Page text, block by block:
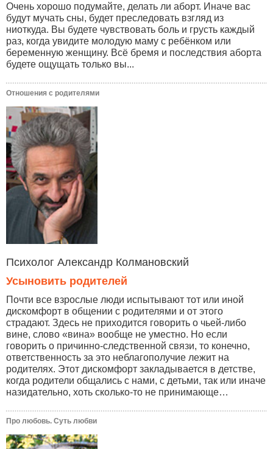
Очень хорошо подумайте, делать ли аборт. Иначе вас
будут мучать сны, будет преследовать взгляд из
ниоткуда. Вы будете чувствовать боль и грусть каждый
раз, когда увидите молодую маму с ребёнком или
беременную женщину. Всё бремя и последствия аборта
будете ощущать только вы...
Отношения с родителями
Психолог Александр Колмановский
Усыновить родителей
Почти все взрослые люди испытывают тот или иной
дискомфорт в общении с родителями и от этого
страдают. Здесь не приходится говорить о чьей-либо
вине, слово «вина» вообще не уместно. Но если
говорить о причинно-следственной связи, то конечно,
ответственность за это неблагополучие лежит на
родителях. Этот дискомфорт закладывается в детстве,
когда родители общались с нами, с детьми, так или иначе
назидательно, хоть сколько-то не принимающе…
Про любовь. Суть любви